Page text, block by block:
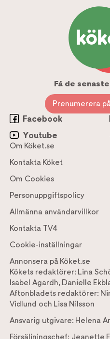
Få de
Prenumerera
Facebook
Youtube
Om Köket.se
Kontakta Köket
Om Cookies
Personuppgiftspolicy
Allmänna användarvillkor
Kontakta TV4
Cookie-inställningar
Annonsera på Köket.se
Kökets redaktörer: Lina
Isabel Agardh, Danielle
Aftonbladets redaktörer:
Vidlund och Lisa Nilsson
Ansvarig utgivare: Helena
Försäljningschef: Jeanette